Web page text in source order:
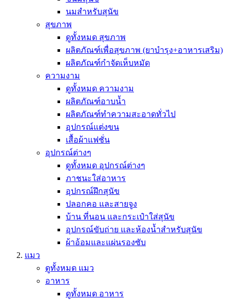
นมสำหรับสุนัข
สุขภาพ
ดูทั้งหมด สุขภาพ
ผลิตภัณฑ์เพื่อสุขภาพ (ยาบำรุง+อาหารเสริม)
ผลิตภัณฑ์กำจัดเห็บหมัด
ความงาม
ดูทั้งหมด ความงาม
ผลิตภัณฑ์อาบน้ำ
ผลิตภัณฑ์ทำความสะอาดทั่วไป
อุปกรณ์แต่งขน
เสื้อผ้าแฟชั่น
อุปกรณ์ต่างๆ
ดูทั้งหมด อุปกรณ์ต่างๆ
ภาชนะใส่อาหาร
อุปกรณ์ฝึกสุนัข
ปลอกคอ และสายจูง
บ้าน ที่นอน และกระเป๋าใส่สุนัข
อุปกรณ์ขับถ่าย และห้องน้ำสำหรับสุนัข
ผ้าอ้อมและแผ่นรองซับ
แมว
ดูทั้งหมด แมว
อาหาร
ดูทั้งหมด อาหาร